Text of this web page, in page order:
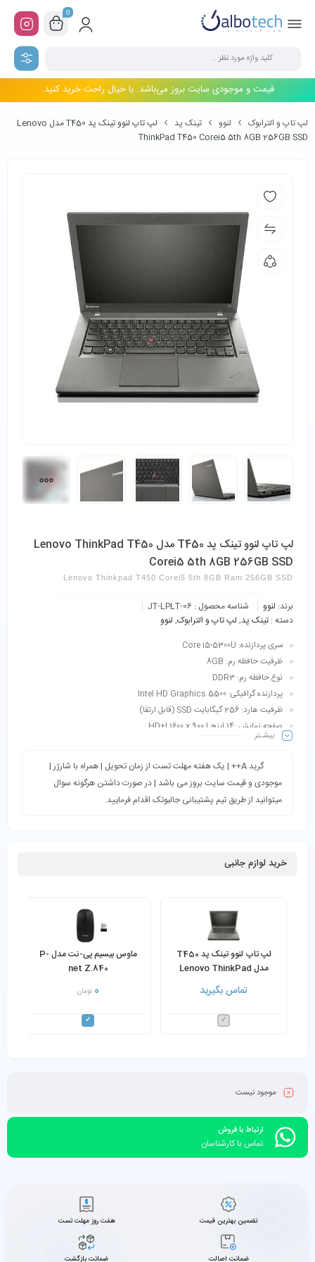
0
قیمت و موجودی سایت بروز می‌باشد. با خیال راحت خرید کنید.
لپ تاپ و الترابوک لنوو تینک پد
لپ تاپ لنوو تینک پد T450 مدل Lenovo
ThinkPad T450 Corei5 5th 8GB 256GB SSD
لپ تاپ لنوو تینک پد T450 مدل Lenovo ThinkPad T450
Corei5 5th 8GB 256GB SSD
Lenovo Thinkpad T450 Corei5 5th 8GB Ram 256GB SSD
برند: لنوو شناسه محصول : JT-LPLT-06
دسته : تینک پد, لپ تاپ و الترابوک, لنوو
سری پردازنده: Core i5-5300U
ظرفیت حافظه رم: 8GB
نوع حافظه رم: DDR3
پردازنده گرافیکی: Intel HD Graphics 5500
ظرفیت هارد: 256 گیگابایت SSD (قابل ارتقا)
صفحه نمایش: 14 اینچ | HD+| 1600 x 900
بیشـتر
گرید A++ | یک هفته مهلت تست از زمان تحویل | همراه با شارژر |
موجودی و قیمت سایت بروز می باشد | در صورت داشتن هرگونه سوال
میتوانید از طریق تیم پشتیبانی جالبوتک اقدام فرمایید.
خرید لوازم جانبی
لپ تاپ لنوو تینک پد T450
مدل Lenovo ThinkPad
T450 Corei5 5th 8GB
256GB SSD
تماس بگیرید
ماوس بیسیم پی-نت مدل P-
net Z.840
0 تومان
موجود نیست
ارتباط با فروش
تماس با کارشناسان
تضمین بهترین قیمت هفت روز مهلت تست
ضمانت اصالت ضمانت بازگشت